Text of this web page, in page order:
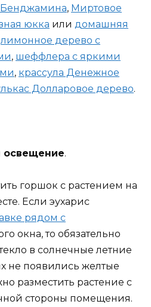
Бенджамина, Миртовое
юкка или домашняя
лимонное дерево с
, шеффлера с яркими
, крассула Денежное
Долларовое дерево.
освещение.
горшок с растением на
Если эухарис
рядом с
окна, то обязательно
в солнечные летние
не появились желтые
разместить растение с
стороны помещения.